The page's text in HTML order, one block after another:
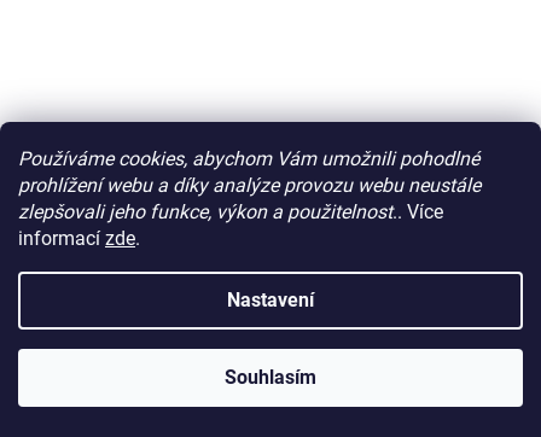
Používáme cookies, abychom Vám umožnili pohodlné
prohlížení webu a díky analýze provozu webu neustále
zlepšovali jeho funkce, výkon a použitelnost.. Více
informací zde.
Nastavení
Souhlasím
Tištěný střih na dětskou mikinu Raglan klasik vel. 140-
170
Skladem
(5 ks)